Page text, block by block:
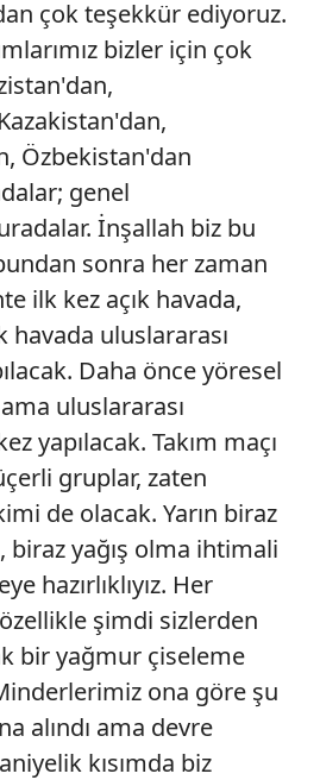
çok teşekkür ediyoruz.
bizler için çok
Özbekistan'dan
genel
İnşallah biz bu
sonra her zaman
ilk kez açık havada,
havada uluslararası
Daha önce yöresel
uluslararası
yapılacak. Takım maçı
gruplar, zaten
de olacak. Yarın biraz
biraz yağış olma ihtimali
hazırlıklıyız. Her
şimdi sizlerden
bir yağmur çiseleme
ona göre şu
alındı ama devre
kısımda biz